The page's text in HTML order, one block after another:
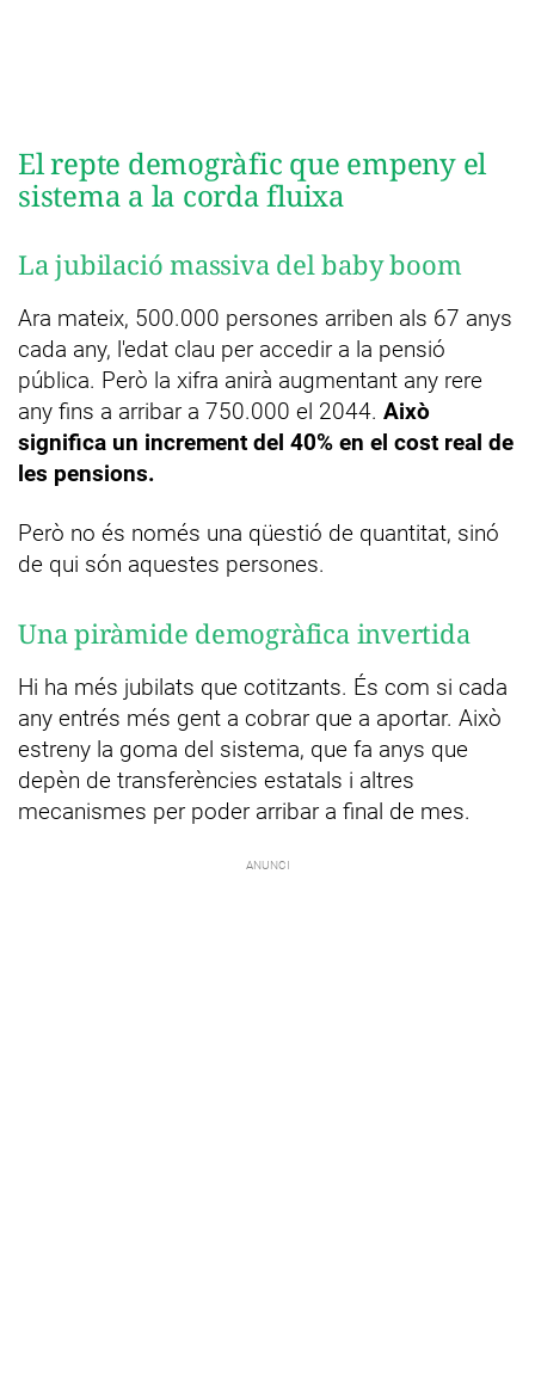
El repte demogràfic que empeny el
sistema a la corda fluixa
La jubilació massiva del baby boom
Ara mateix, 500.000 persones arriben als 67 anys
cada any, l'edat clau per accedir a la pensió
pública. Però la xifra anirà augmentant any rere
any fins a arribar a 750.000 el 2044. Això
significa un increment del 40% en el cost real de
les pensions.
Però no és només una qüestió de quantitat, sinó
de qui són aquestes persones.
Una piràmide demogràfica invertida
Hi ha més jubilats que cotitzants. És com si cada
any entrés més gent a cobrar que a aportar. Això
estreny la goma del sistema, que fa anys que
depèn de transferències estatals i altres
mecanismes per poder arribar a final de mes.